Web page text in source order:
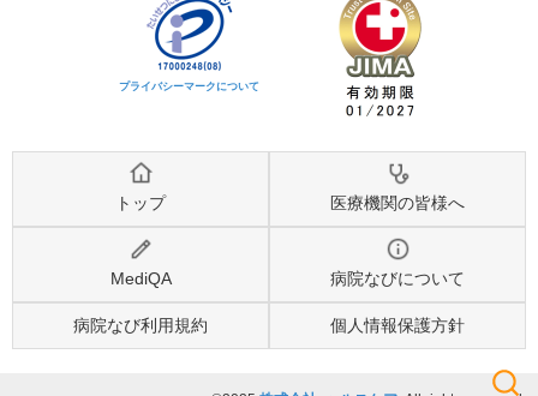
プライバシーマークについて
トップ 医療機関の皆様へ
MediQA 病院なびについて
病院なび利用規約 個人情報保護方針